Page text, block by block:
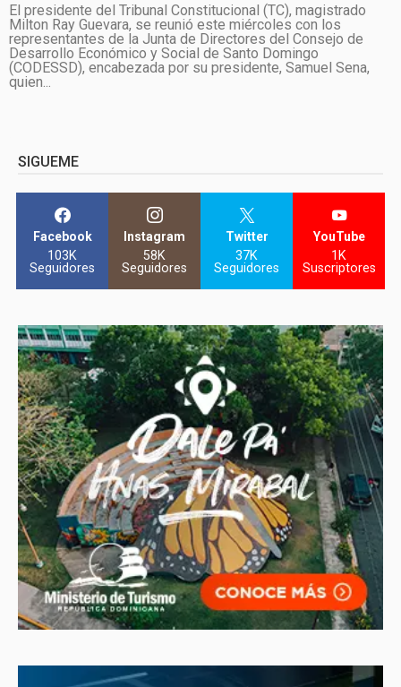
El presidente del Tribunal Constitucional (TC), magistrado
Milton Ray Guevara, se reunió este miércoles con los
representantes de la Junta de Directores del Consejo de
Desarrollo Económico y Social de Santo Domingo
(CODESSD), encabezada por su presidente, Samuel Sena,
quien...
SIGUEME
Facebook
103K
Seguidores
Instagram
58K
Seguidores
Twitter
37K
Seguidores
YouTube
1K
Suscriptores